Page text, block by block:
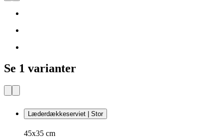
Se 1 varianter
Læderdækkeserviet | Stor
45x35 cm